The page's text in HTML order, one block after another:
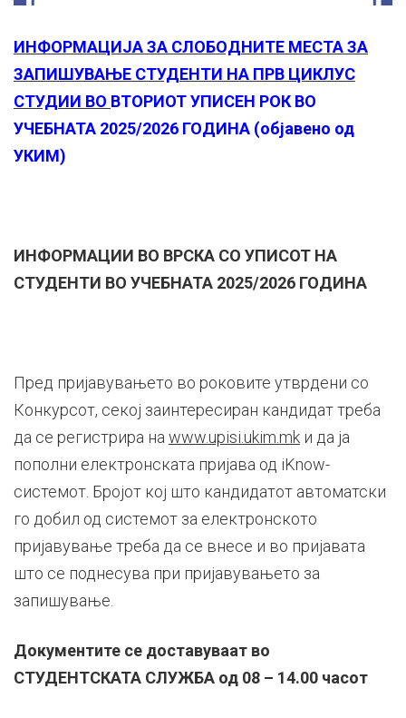
ИНФОРМАЦИЈА ЗА СЛОБОДНИТЕ МЕСТА ЗА
ЗАПИШУВАЊЕ СТУДЕНТИ НА ПРВ ЦИКЛУС
СТУДИИ ВО ВТОРИОТ УПИСЕН РОК ВО
УЧЕБНАТА 2025/2026 ГОДИНА (објавено од
УКИМ)
ИНФОРМАЦИИ ВО ВРСКА СО УПИСОТ НА
СТУДЕНТИ ВО УЧЕБНАТА 2025/2026 ГОДИНА
Пред пријавувањето во роковите утврдени со
Конкурсот, секој заинтересиран кандидат треба
да се регистрира на www.upisi.ukim.mkи да ја
пополни електронската пријава од iKnow-
системот. Бројот кој што кандидатот автоматски
го добил од системот за електронското
пријавување треба да се внесе и во пријавата
што се поднесува при пријавувањето за
запишување.
Документите се доставуваат во
СТУДЕНТСКАТА СЛУЖБА од 08 – 14.00 часот